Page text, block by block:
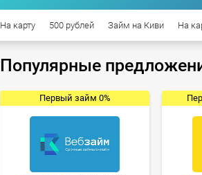
На карту 500 рублей Займ на Киви На
Популярные
Первый займ 0%